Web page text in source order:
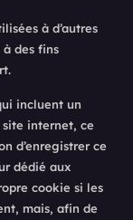
à d’autres
des fins
incluent un
internet, ce
d’enregistrer ce
dédié aux
cookie si les
mais, afin de